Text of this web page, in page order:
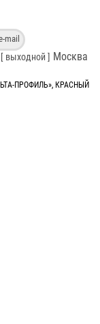
mail
[ выходной ] Москва
ПРОФИЛЬ», КРАСНЫЙ